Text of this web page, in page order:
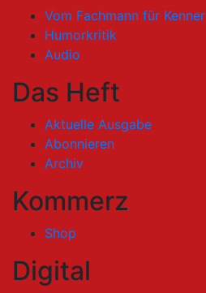
Vom Fachmann für Kenner
Humorkritik
Audio
Das Heft
Aktuelle Ausgabe
Abonnieren
Archiv
Kommerz
Shop
Digital